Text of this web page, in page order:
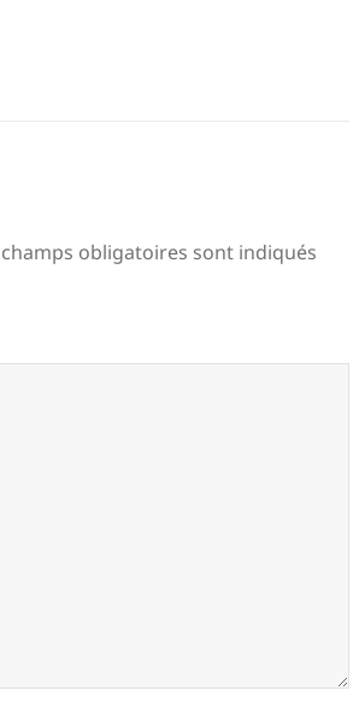
champs obligatoires sont indiqués